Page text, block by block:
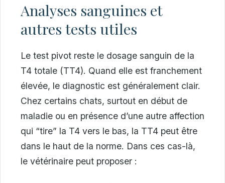
Analyses sanguines et
autres tests utiles
Le test pivot reste le dosage sanguin de la
T4 totale (TT4). Quand elle est franchement
élevée, le diagnostic est généralement clair.
Chez certains chats, surtout en début de
maladie ou en présence d’une autre affection
qui “tire” la T4 vers le bas, la TT4 peut être
dans le haut de la norme. Dans ces cas-là,
le vétérinaire peut proposer :